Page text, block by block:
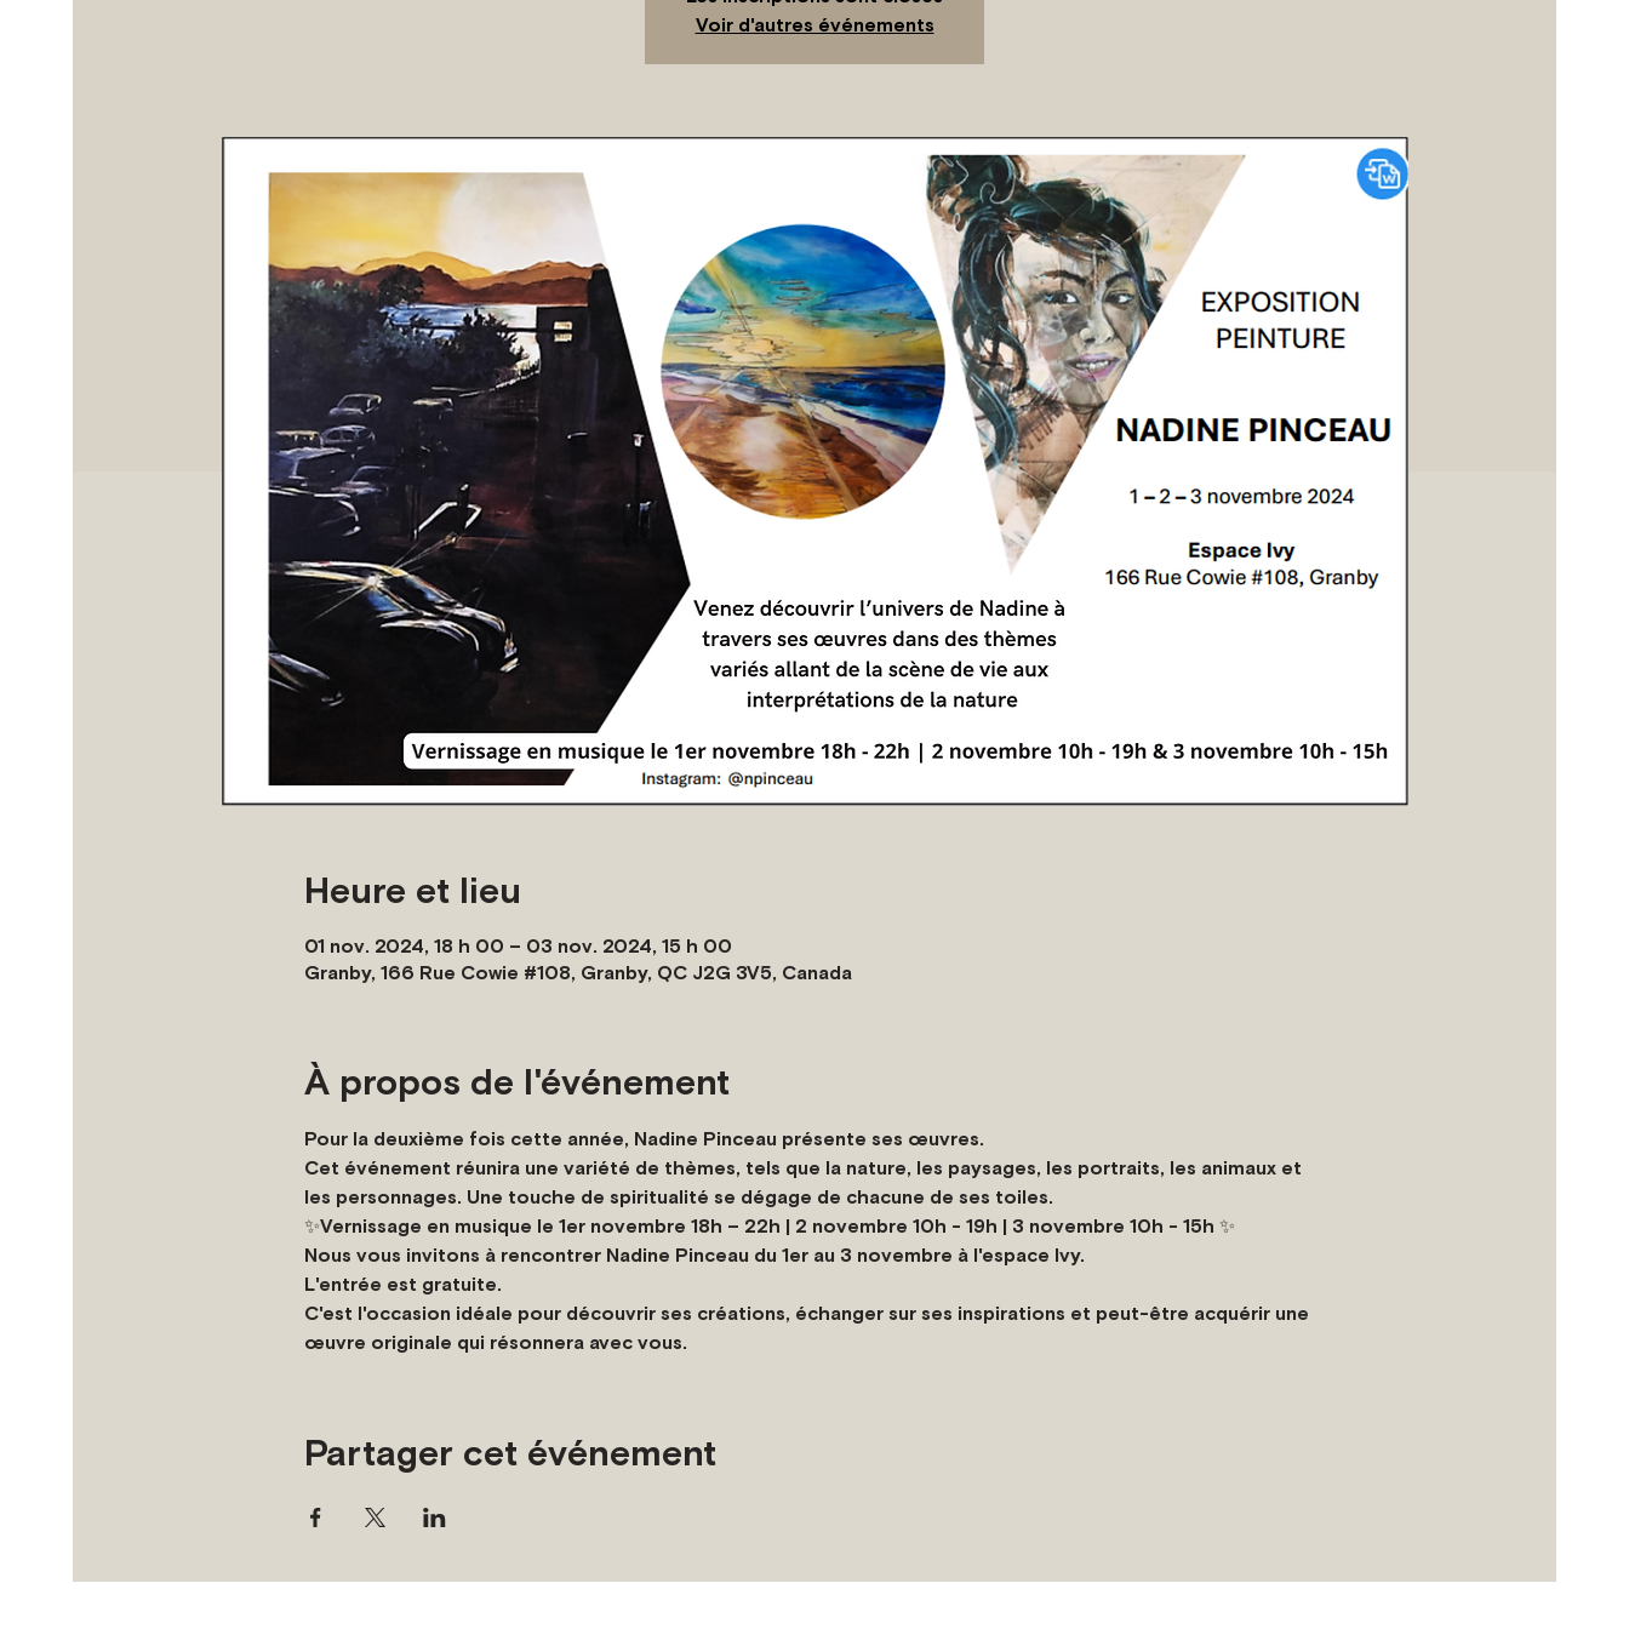
Voir d'autres événements
Heure et lieu
01 nov. 2024, 18 h 00 – 03 nov. 2024, 15 h 00
Granby, 166 Rue Cowie #108, Granby, QC J2G 3V5, Canada
À propos de l'événement
Pour la deuxième fois cette année, Nadine Pinceau présente ses œuvres.
Cet événement réunira une variété de thèmes, tels que la nature, les paysages, les portraits, les animaux et
les personnages. Une touche de spiritualité se dégage de chacune de ses toiles.
✨Vernissage en musique le 1er novembre 18h – 22h | 2 novembre 10h - 19h | 3 novembre 10h - 15h ✨
Nous vous invitons à rencontrer Nadine Pinceau du 1er au 3 novembre à l'espace Ivy.
L'entrée est gratuite.
C'est l'occasion idéale pour découvrir ses créations, échanger sur ses inspirations et peut-être acquérir une
œuvre originale qui résonnera avec vous.
Partager cet événement